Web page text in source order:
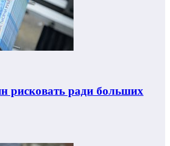
рисковать ради больших